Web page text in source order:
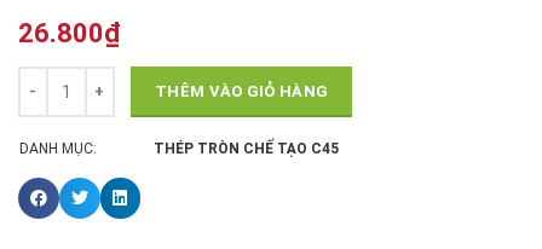
26.800₫
THÊM VÀO GIỎ HÀNG
DANH MỤC: THÉP TRÒN CHẾ TẠO C45